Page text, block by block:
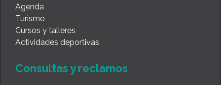
Agenda
Turismo
Cursos y talleres
Actividades deportivas
Consultas y reclamos